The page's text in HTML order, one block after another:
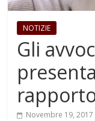
NOTIZIE
Gli
Novembre 19, 2017